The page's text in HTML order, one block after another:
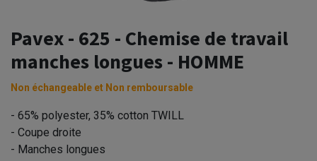
Pavex - 625 - Chemise de travail
manches longues - HOMME
Non échangeable et Non remboursable
- 65% polyester, 35% cotton TWILL
- Coupe droite
- Manches longues